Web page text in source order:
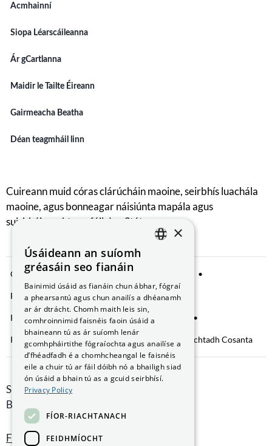
Acmhainní
Siopa Léarscáileanna
Ár gCartlanna
Maidir le Tailte Éireann
Gairmeacha Beatha
Déan teagmháil linn
Cuireann muid córas clárúcháin maoine, seirbhís luachála
maoine, agus bonneagar náisiúnta mapála agus
suirbhéireachta ar fáil don Stát.
Comhroinnt Sonraí Fógra Príobháideachta
Fianáin a bhainistiú Saoráil Faisnéise
Ráiteas Inrochtaineachta Brústocaireacht
Rochtain ar Fhaisnéis faoin gComhshaol Nochtadh Cosanta
Smithfield Hall, Margadh na Feirme,
Baile Átha Cliath 7, D07 AEF4
Faigh Treoracha
×
Úsáideann an suíomh
gréasáin seo fianáin
Bainimid úsáid as fianáin chun ábhar, fógraí
a phearsantú agus chun anailís a dhéanamh
ar ár dtrácht. Chomh maith leis sin,
comhroinnimid faisnéis faoin úsáid a
bhaineann tú as ár suíomh lenár
gcomhpháirtithe fógraíochta agus anailíse a
d’fhéadfadh é a chomhcheangal le faisnéis
eile a chuir tú ar fáil dóibh nó a bhailigh siad
ón úsáid a bhain tú as a gcuid seirbhísí.
Privacy Policy
FÍOR-RIACHTANACH
FEIDHMÍOCHT